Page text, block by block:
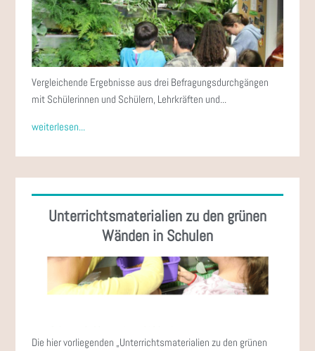
Vergleichende Ergebnisse aus drei Befragungsdurchgängen
mit Schülerinnen und Schülern, Lehrkräften und...
weiterlesen...
Unterrichtsmaterialien zu den grünen
Wänden in Schulen
Die hier vorliegenden „Unterrichtsmaterialien zu den grünen